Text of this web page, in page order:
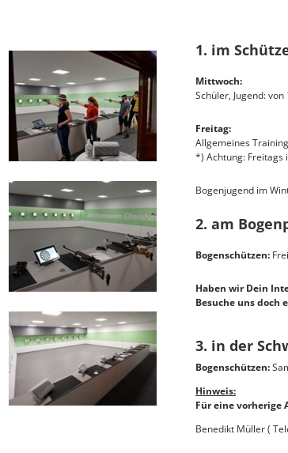
1. im
Mittwoch:
Schüler, Jugend:
Freitag:
Allgemeines
*) Achtung: Freitags
Bogenjugend im
2. am
Bogenschützen:
Haben wir Dein
Besuche uns doch
3. in der
Bogenschützen:
Hinweis:
Für eine vorherige
Benedikt Müller (